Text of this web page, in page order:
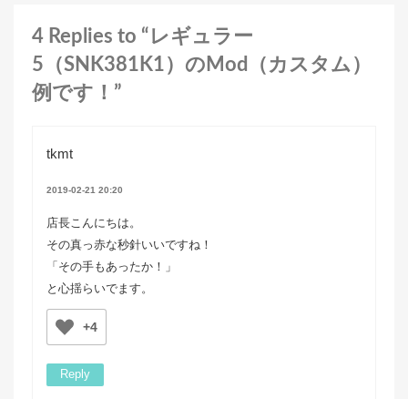
4 Replies to “レギュラー
5（SNK381K1）のMod（カスタム）
例です！”
tkmt
2019-02-21 20:20
店長こんにちは。
その真っ赤な秒針いいですね！
「その手もあったか！」
と心揺らいでます。
+4
Reply